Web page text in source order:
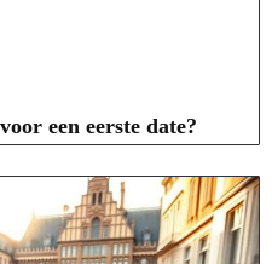
een eerste date?